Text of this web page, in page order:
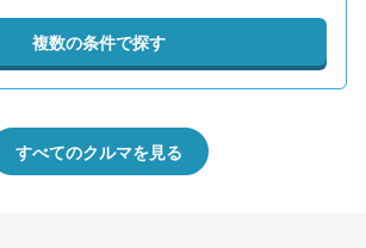
複数の条件で探す
すべてのクルマを見る